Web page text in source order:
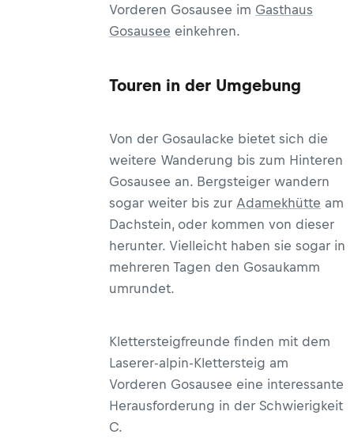
Vorderen Gosausee im Gasthaus
Gosausee einkehren.
Touren in der Umgebung
Von der Gosaulacke bietet sich die
weitere Wanderung bis zum Hinteren
Gosausee an. Bergsteiger wandern
sogar weiter bis zur Adamekhütte am
Dachstein, oder kommen von dieser
herunter. Vielleicht haben sie sogar in
mehreren Tagen den Gosaukamm
umrundet.
Klettersteigfreunde finden mit dem
Laserer-alpin-Klettersteig am
Vorderen Gosausee eine interessante
Herausforderung in der Schwierigkeit
C.